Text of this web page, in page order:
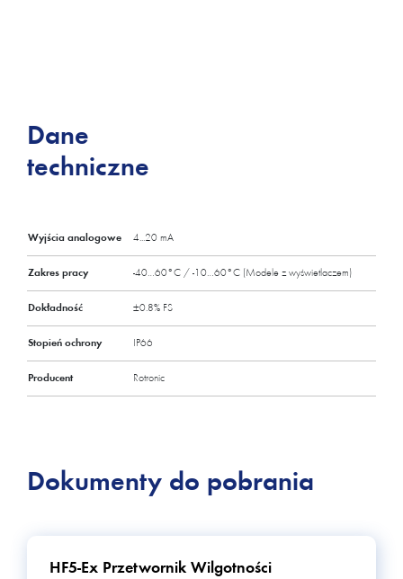
Wymienne sondy ze stali nierdzewnej
Solidna aluminiowa obudowa
Dane
techniczne
Wyjścia analogowe 4...20 mA
Zakres pracy -40…60°C / -10…60°C (Modele z wyświetlaczem)
Dokładność ±0.8% FS
Stopień ochrony IP66
Producent Rotronic
Dokumenty do pobrania
HF5-Ex Przetwornik Wilgotności